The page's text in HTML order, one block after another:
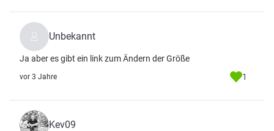
Unbekannt
Ja aber es gibt ein link zum Ändern der Größe
vor 3 Jahre 1
Kev09